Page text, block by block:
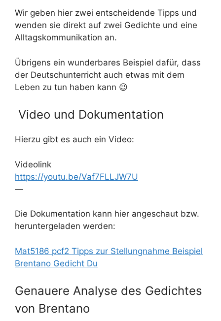
Wir geben hier zwei entscheidende Tipps und
wenden sie direkt auf zwei Gedichte und eine
Alltagskommunikation an.
Übrigens ein wunderbares Beispiel dafür, dass
der Deutschunterricht auch etwas mit dem
Leben zu tun haben kann 😉
Video und Dokumentation
Hierzu gibt es auch ein Video:
Videolink
https://youtu.be/Vaf7FLLJW7U
—
Die Dokumentation kann hier angeschaut bzw.
heruntergeladen werden:
Mat5186 pcf2 Tipps zur Stellungnahme Beispiel
Brentano Gedicht Du
Genauere Analyse des Gedichtes
von Brentano